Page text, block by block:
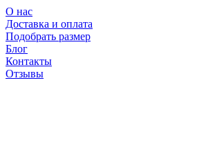
О нас
Доставка и оплата
Подобрать размер
Блог
Контакты
Отзывы